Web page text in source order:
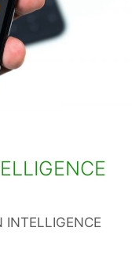
INTELLIGENCE